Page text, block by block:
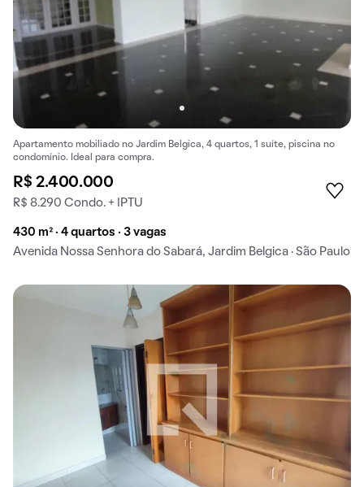
Apartamento mobiliado no Jardim Belgica, 4 quartos, 1 suíte, piscina no
condomínio. Ideal para compra.
R$ 2.400.000
R$ 8.290 Condo. + IPTU
430 m² · 4 quartos · 3 vagas
Avenida Nossa Senhora do Sabará, Jardim Belgica · São Paulo